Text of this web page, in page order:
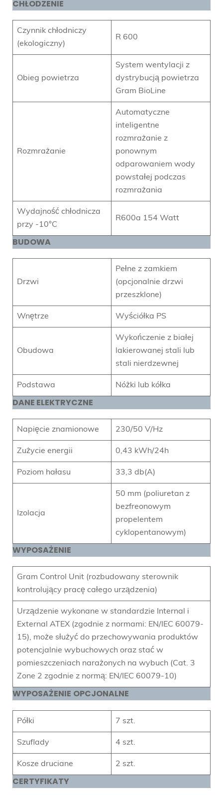
CHŁODZENIE
Czynnik chłodniczy
(ekologiczny)
R 600
Obieg powietrza
System wentylacji z
dystrybucją powietrza
Gram BioLine
Rozmrażanie
Automatyczne
inteligentne
rozmrażanie z
ponownym
odparowaniem wody
powstałej podczas
rozmrażania
Wydajność chłodnicza
przy -10°C
R600a 154 Watt
BUDOWA
Drzwi
Pełne z zamkiem
(opcjonalnie drzwi
przeszklone)
Wnętrze Wyściółka PS
Obudowa
Wykończenie z białej
lakierowanej stali lub
stali nierdzewnej
Podstawa Nóżki lub kółka
DANE ELEKTRYCZNE
Napięcie znamionowe 230/50 V/Hz
Zużycie energii 0,43 kWh/24h
Poziom hałasu 33,3 db(A)
Izolacja
50 mm (poliuretan z
bezfreonowym
propelentem
cyklopentanowym)
WYPOSAŻENIE
Gram Control Unit (rozbudowany sterownik
kontrolujący pracę całego urządzenia)
Urządzenie wykonane w standardzie Internal i
External ATEX (zgodnie z normami: EN/IEC 60079-
15), może służyć do przechowywania produktów
potencjalnie wybuchowych oraz stać w
pomieszczeniach narażonych na wybuch (Cat. 3
Zone 2 zgodnie z normą: EN/IEC 60079-10)
WYPOSAŻENIE OPCJONALNE
Półki 7 szt.
Szuflady 4 szt.
Kosze druciane 2 szt.
CERTYFIKATY